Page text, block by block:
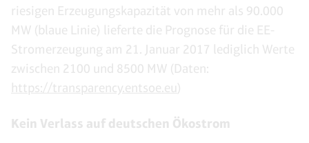
riesigen Erzeugungskapazität von mehr als 90.000
MW (blaue Linie) lieferte die Prognose für die EE-
Stromerzeugung am 21. Januar 2017 lediglich Werte
zwischen 2100 und 8500 MW (Daten:
https://transparency.entsoe.eu)
Kein Verlass auf deutschen Ökostrom